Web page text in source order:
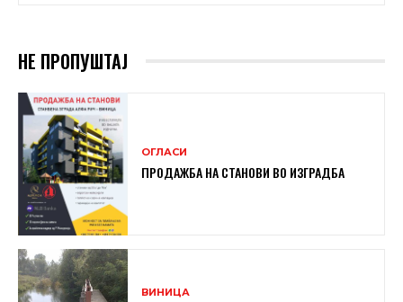
НЕ ПРОПУШТАЈ
ОГЛАСИ
ПРОДАЖБА НА СТАНОВИ ВО ИЗГРАДБА
ВИНИЦА